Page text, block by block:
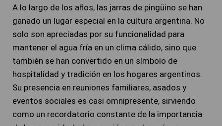
A lo largo de los años, las jarras de pingüino se han
ganado un lugar especial en la cultura argentina. No
solo son apreciadas por su funcionalidad para
mantener el agua fría en un clima cálido, sino que
también se han convertido en un símbolo de
hospitalidad y tradición en los hogares argentinos.
Su presencia en reuniones familiares, asados y
eventos sociales es casi omnipresente, sirviendo
como un recordatorio constante de la importancia